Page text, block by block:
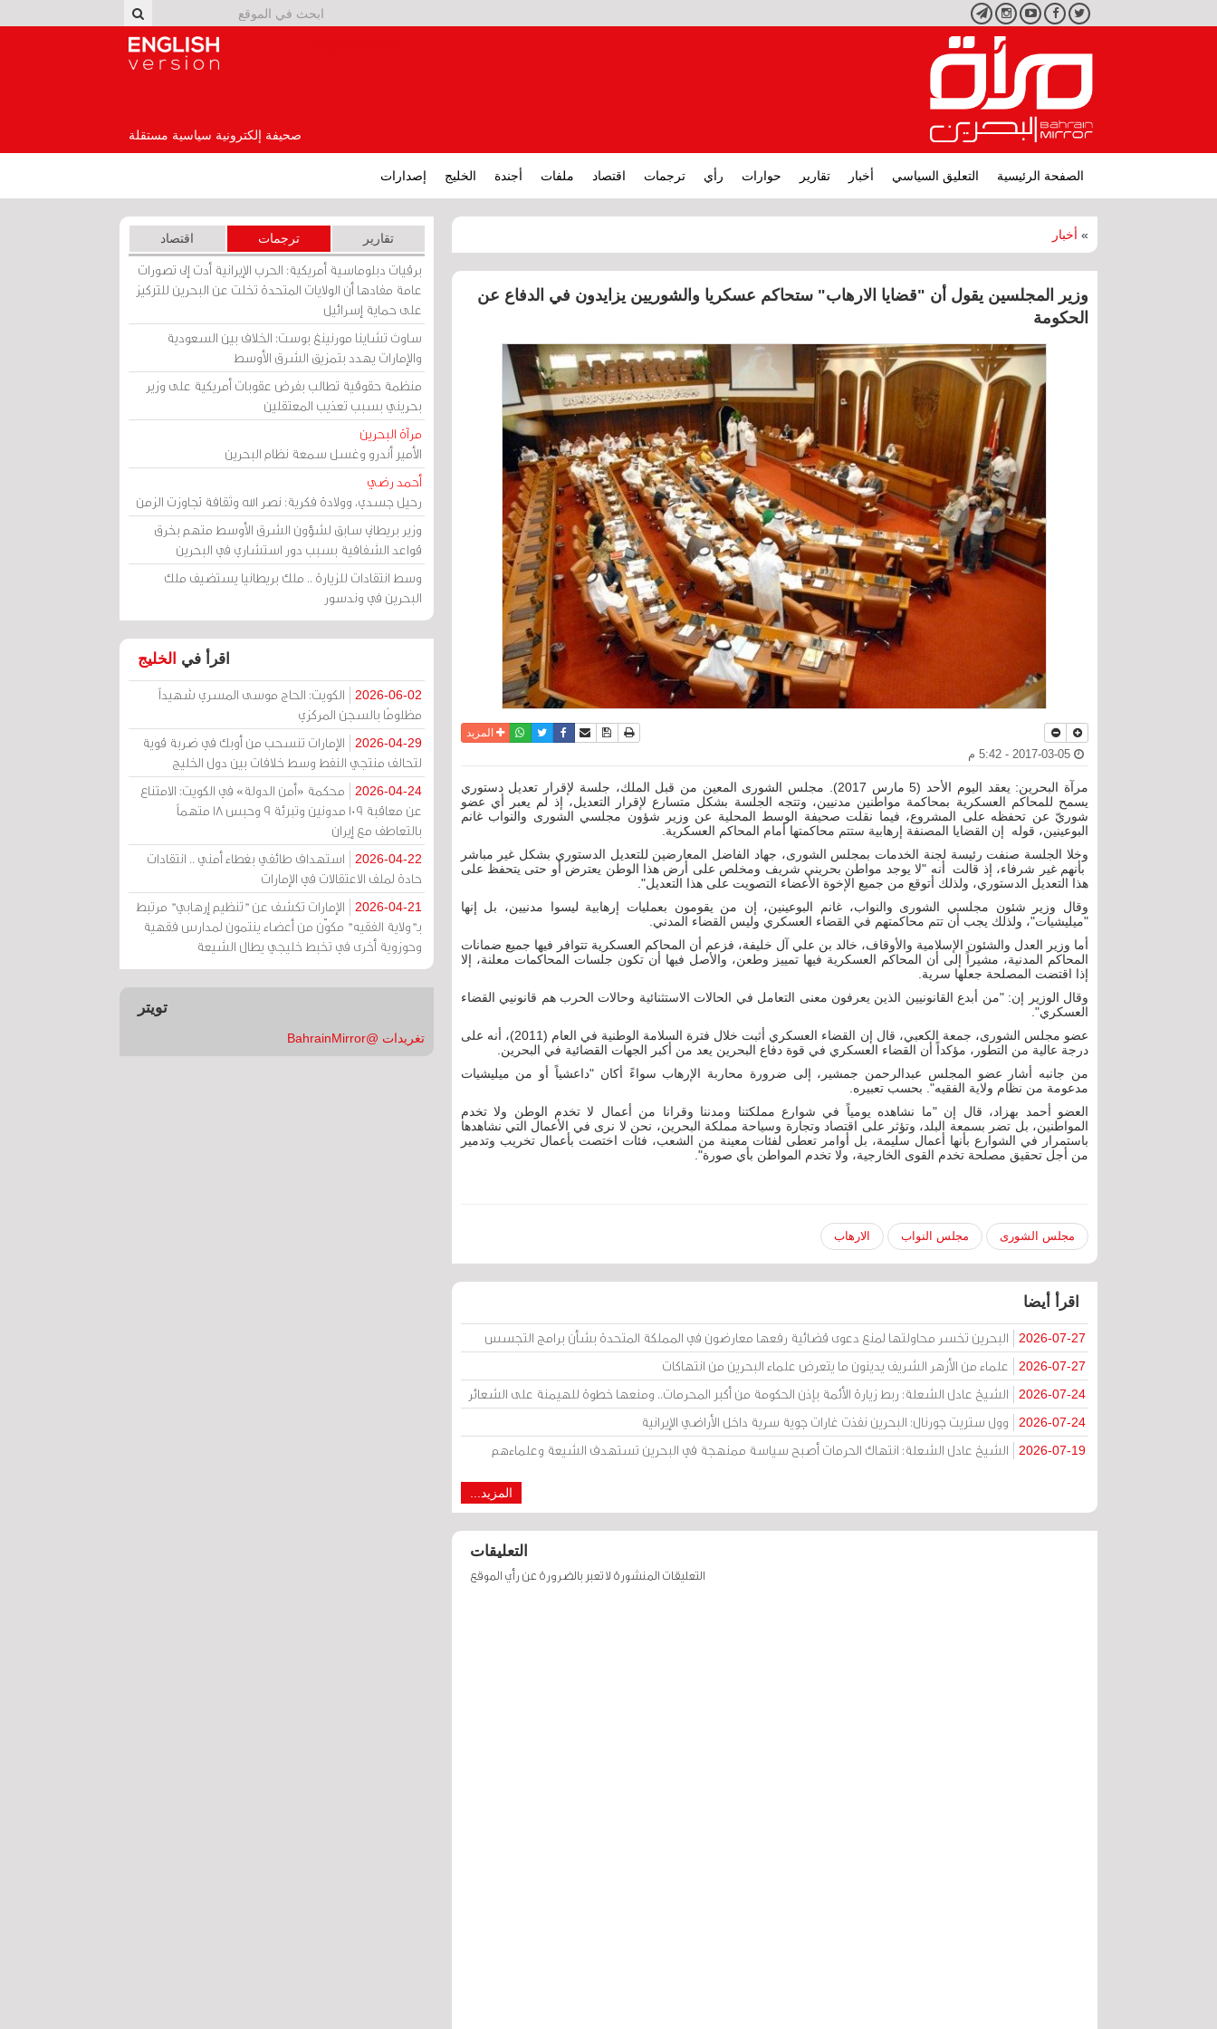
تويتر فيسبوكيوتيوبانستجرامتليجرام
صحيفة إلكترونية سياسية مستقلة
الصفحة الرئيسية التعليق السياسي أخبار تقارير حوارات رأي ترجمات اقتصاد ملفات أجندة الخليج إصدارات
» أخبار
وزير المجلسين يقول أن "قضايا الارهاب" ستحاكم عسكريا والشوريين يزايدون في الدفاع عن
الحكومة
نسخة للطباعة
حفظ الموضوع
أرسل الى صديق
فيسبوكتويترواتسابالمزيد
مرآة البحرين: يعقد اليوم الأحد (5 مارس 2017). مجلس الشورى المعين من قبل الملك، جلسة لإقرار تعديل دستوري
يسمح للمحاكم العسكرية بمحاكمة مواطنين مدنيين، وتتجه الجلسة بشكل متسارع لإقرار التعديل، إذ لم يعبر أي عضو
شوريّ عن تحفظه على المشروع، فيما نقلت صحيفة الوسط المحلية عن وزير شؤون مجلسي الشورى والنواب غانم
البوعينين، قوله إن القضايا المصنفة إرهابية ستتم محاكمتها أمام المحاكم العسكرية.
وخلا الجلسة صنفت رئيسة لجنة الخدمات بمجلس الشورى، جهاد الفاضل المعارضين للتعديل الدستوري بشكل غير مباشر
بأنهم غير شرفاء، إذ قالت أنه "لا يوجد مواطن بحريني شريف ومخلص على أرض هذا الوطن يعترض أو حتى يتحفظ على
هذا التعديل الدستوري، ولذلك أتوقع من جميع الإخوة الأعضاء التصويت على هذا التعديل".
وقال وزير شئون مجلسي الشورى والنواب، غانم البوعينين، إن من يقومون بعمليات إرهابية ليسوا مدنيين، بل إنها
"ميليشيات"، ولذلك يجب أن تتم محاكمتهم في القضاء العسكري وليس القضاء المدني.
أما وزير العدل والشئون الإسلامية والأوقاف، خالد بن علي آل خليفة، فزعم أن المحاكم العسكرية تتوافر فيها جميع ضمانات
المحاكم المدنية، مشيراً إلى أن المحاكم العسكرية فيها تمييز وطعن، والأصل فيها أن تكون جلسات المحاكمات معلنة، إلا
إذا اقتضت المصلحة جعلها سرية.
وقال الوزير إن: "من أبدع القانونيين الذين يعرفون معنى التعامل في الحالات الاستثنائية وحالات الحرب هم قانونيي القضاء
العسكري".
عضو مجلس الشورى، جمعة الكعبي، قال إن القضاء العسكري أثبت خلال فترة السلامة الوطنية في العام (2011)، أنه على
درجة عالية من التطور، مؤكداً أن القضاء العسكري في قوة دفاع البحرين يعد من أكبر الجهات القضائية في البحرين.
من جانبه أشار عضو المجلس عبدالرحمن جمشير، إلى ضرورة محاربة الإرهاب سواءً أكان "داعشياً أو من ميليشيات
مدعومة من نظام ولاية الفقيه". بحسب تعبيره.
العضو أحمد بهزاد، قال إن "ما نشاهده يومياً في شوارع مملكتنا ومدننا وقرانا من أعمال لا تخدم الوطن ولا تخدم
المواطنين، بل تضر بسمعة البلد، وتؤثر على اقتصاد وتجارة وسياحة مملكة البحرين، نحن لا نرى في الأعمال التي نشاهدها
باستمرار في الشوارع بأنها أعمال سليمة، بل أوامر تعطى لفئات معينة من الشعب، فئات اختصت بأعمال تخريب وتدمير
من أجل تحقيق مصلحة تخدم القوى الخارجية، ولا تخدم المواطن بأي صورة".
مجلس الشورى مجلس النواب الارهاب
اقرأ أيضا
2026-07-27 البحرين تخسر محاولتها لمنع دعوى قضائية رفعها معارضون في المملكة المتحدة بشأن برامج التجسس
2026-07-27 علماء من الأزهر الشريف يدينون ما يتعرض علماء البحرين من انتهاكات
2026-07-24 الشيخ عادل الشعلة: ربط زيارة الأئمة بإذن الحكومة من أكبر المحرمات.. ومنعها خطوة للهيمنة على الشعائر
2026-07-24 وول ستريت جورنال: البحرين نفذت غارات جوية سرية داخل الأراضي الإيرانية
2026-07-19 الشيخ عادل الشعلة: انتهاك الحرمات أصبح سياسة ممنهجة في البحرين تستهدف الشيعة وعلماءهم
المزيد...
التعليقات
التعليقات المنشورة لا تعبر بالضرورة عن رأي الموقع
تقارير ترجمات اقتصاد
برقيات دبلوماسية أمريكية: الحرب الإيرانية أدت إلى تصورات
عامة مفادها أن الولايات المتحدة تخلت عن البحرين للتركيز
على حماية إسرائيل
ساوث تشاينا مورنينغ بوست: الخلاف بين السعودية
والإمارات يهدد بتمزيق الشرق الأوسط
منظمة حقوقية تطالب بفرض عقوبات أمريكية على وزير
بحريني بسبب تعذيب المعتقلين
مرآة البحرين
الأمير أندرو وغسل سمعة نظام البحرين
أحمد رضي
رحيل جسدي، وولادة فكرية: نصر الله وثقافة تجاوزت الزمن
وزير بريطاني سابق لشؤون الشرق الأوسط متهم بخرق
قواعد الشفافية بسبب دور استشاري في البحرين
وسط انتقادات للزيارة .. ملك بريطانيا يستضيف ملك
البحرين في وندسور
اقرأ في الخليج
2026-06-02
الكويت: الحاج موسى المسري شهيداً
مظلومًا بالسجن المركزي
2026-04-29
الإمارات تنسحب من أوبك في ضربة قوية
لتحالف منتجي النفط وسط خلافات بين دول الخليج
2026-04-24
محكمة «أمن الدولة» في الكويت: الامتناع
عن معاقبة 109 مدونين وتبرئة 9 وحبس 18 متهماً
بالتعاطف مع إيران
2026-04-22
استهداف طائفي بغطاء أمني .. انتقادات
حادة لملف الاعتقالات في الإمارات
2026-04-21
الإمارات تكشف عن "تنظيم إرهابي" مرتبط
بـ"ولاية الفقيه" مكوّن من أعضاء ينتمون لمدارس فقهية
وحوزوية أخرى في تخبط خليجي يطال الشيعة
تويتر
تغريدات @BahrainMirror